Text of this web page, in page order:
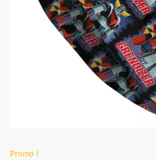
Promo !